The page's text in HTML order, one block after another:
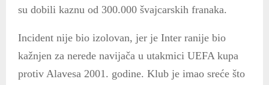
su dobili kaznu od 300.000 švajcarskih franaka.
Incident nije bio izolovan, jer je Inter ranije bio
kažnjen za nerede navijača u utakmici UEFA kupa
protiv Alavesa 2001. godine. Klub je imao sreće što